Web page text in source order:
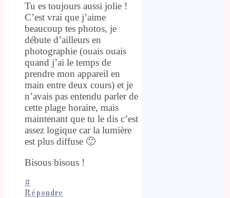
Tu es toujours aussi jolie !
C’est vrai que j’aime
beaucoup tes photos, je
débute d’ailleurs en
photographie (ouais ouais
quand j’ai le temps de
prendre mon appareil en
main entre deux cours) et je
n’avais pas entendu parler de
cette plage horaire, mais
maintenant que tu le dis c’est
assez logique car la lumière
est plus diffuse 🙂
Bisous bisous !
#
Répondre